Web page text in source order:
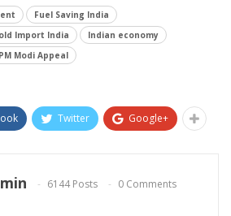
Fuel Saving India
Import India
Indian economy
PM Modi Appeal
Twitter Google+
6144 Posts 0 Comments